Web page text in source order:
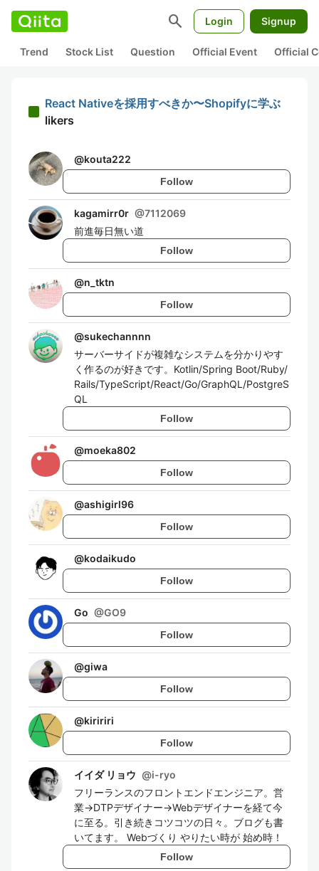
search Login Signup
Trend Stock List Question Official Event Official
React Nativeを採用すべきか〜Shopifyに学ぶ
likers
@kouta222
Follow
kagamirr0r @7112069
前進毎日無い道
Follow
@n_tktn
Follow
@sukechannnn
サーバーサイドが複雑なシステムを分かりやす
く作るのが好きです。Kotlin/Spring Boot/Ruby/
Rails/TypeScript/React/Go/GraphQL/PostgreS
QL
Follow
@moeka802
Follow
@ashigirl96
Follow
@kodaikudo
Follow
Go @GO9
Follow
@giwa
Follow
@kiririri
Follow
イイダ リョウ @i-ryo
フリーランスのフロントエンドエンジニア。営
業→DTPデザイナー→Webデザイナーを経て今
に至る。引き続きコツコツの日々。ブログも書
いてます。 Webづくり やりたい時が 始め時！
Follow